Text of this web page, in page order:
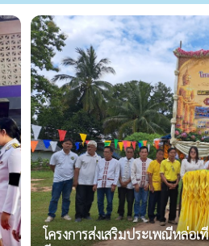
โครงการส่งเสริมประเพณีหล่อ